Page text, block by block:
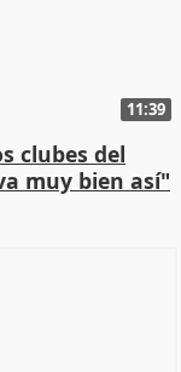
11:39
clubes del
muy bien así"